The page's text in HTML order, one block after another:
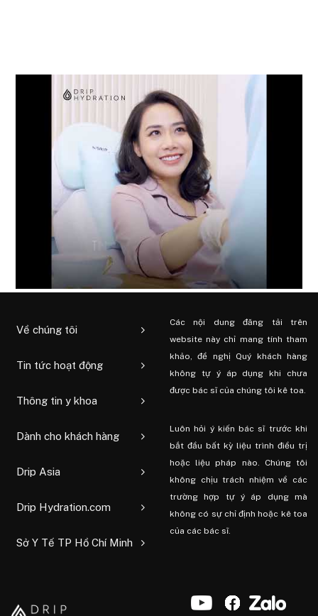
Về chúng tôi
Tin tức hoạt động
Thông tin y khoa
Dành cho khách hàng
Drip Asia
Drip Hydration.com
Sở Y Tế TP Hồ Chí Minh
Các nội dung đăng tải trên
website này chỉ mang tính tham
khảo, đề nghị Quý khách hàng
không tự ý áp dụng khi chưa
được bác sĩ của chúng tôi kê toa.
Luôn hỏi ý kiến ​​bác sĩ trước khi
bắt đầu bất kỳ liệu trình điều trị
hoặc liệu pháp nào. Chúng tôi
không chịu trách nhiệm về các
trường hợp tự ý áp dụng mà
không có sự chỉ định hoặc kê toa
của các bác sĩ.